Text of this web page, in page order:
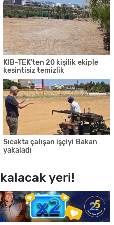
KIB-TEK'ten 20 kişilik ekiple
kesintisiz temizlik
Sıcakta çalışan işçiyi Bakan
yakaladı
yeri!